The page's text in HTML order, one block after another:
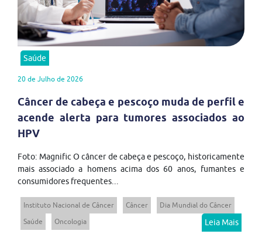
Saúde
20 de Julho de 2026
Câncer de cabeça e pescoço muda de perfil e
acende alerta para tumores associados ao
HPV
Foto: Magnific O câncer de cabeça e pescoço, historicamente
mais associado a homens acima dos 60 anos, fumantes e
consumidores frequentes...
Instituto Nacional de Câncer Câncer
Dia Mundial do Câncer
Saúde
Oncologia Leia Mais